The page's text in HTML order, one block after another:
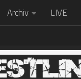
Archiv LIVE